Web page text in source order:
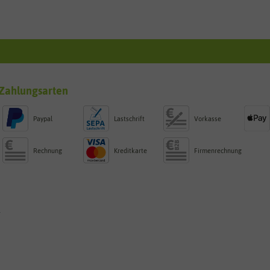
Paypal Lastschrift Vorkasse
Rechnung Kreditkarte Firmenrechnung